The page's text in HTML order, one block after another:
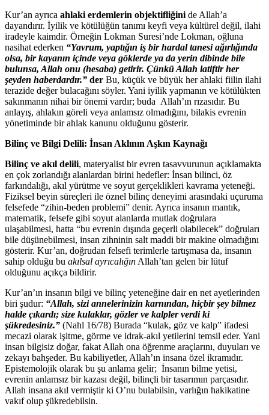
Kur’an ayrıca ahlaki erdemlerin objektifliğini de Allah’a
dayandırır. İyilik ve kötülüğün tanımı keyfi veya kültürel değil, ilahi
iradeyle kaimdir. Örneğin Lokman Suresi’nde Lokman, oğluna
nasihat ederken “Yavrum, yaptığın iş bir hardal tanesi ağırlığında
olsa, bir kayanın içinde veya göklerde ya da yerin dibinde bile
bulunsa, Allah onu (hesaba) getirir. Çünkü Allah latiftir her
şeyden haberdardır.” der Bu, küçük ve büyük her ahlaki fiilin ilahi
terazide değer bulacağını söyler. Yani iyilik yapmanın ve kötülükten
sakınmanın nihai bir önemi vardır; buda Allah’ın rızasıdır. Bu
anlayış, ahlakın göreli veya anlamsız olmadığını, bilakis evrenin
yönetiminde bir ahlak kanunu olduğunu gösterir.
Bilinç ve Bilgi Delili: İnsan Aklının Aşkın Kaynağı
Bilinç ve akıl delili, materyalist bir evren tasavvurunun açıklamakta
en çok zorlandığı alanlardan birini hedefler: İnsan bilinci, öz
farkındalığı, akıl yürütme ve soyut gerçeklikleri kavrama yeteneği.
Fiziksel beyin süreçleri ile öznel bilinç deneyimi arasındaki uçuruma
felsefede “zihin-beden problemi” denir. Ayrıca insanın mantık,
matematik, felsefe gibi soyut alanlarda mutlak doğrulara
ulaşabilmesi, hatta “bu evrenin dışında geçerli olabilecek” doğruları
bile düşünebilmesi, insan zihninin salt maddi bir makine olmadığını
gösterir. Kur’an, doğrudan felsefi terimlerle tartışmasa da, insanın
sahip olduğu bu akılsal ayrıcalığın Allah’tan gelen bir lütuf
olduğunu açıkça bildirir.
Kur’an’ın insanın bilgi ve bilinç yeteneğine dair en net ayetlerinden
biri şudur: “Allah, sizi annelerinizin karnından, hiçbir şey bilmez
halde çıkardı; size kulaklar, gözler ve kalpler verdi ki
şükredesiniz.” (Nahl 16/78) Burada “kulak, göz ve kalp” ifadesi
mecazi olarak işitme, görme ve idrak-akıl yetilerini temsil eder. Yani
insan bilgisiz doğar, fakat Allah ona öğrenme araçlarını, duyuları ve
zekayı bahşeder. Bu kabiliyetler, Allah’ın insana özel ikramıdır.
Epistemolojik olarak bu şu anlama gelir; İnsanın bilme yetisi,
evrenin anlamsız bir kazası değil, bilinçli bir tasarımın parçasıdır.
Allah insana akıl vermiştir ki O’nu bulabilsin, varlığın hakikatine
vakıf olup şükredebilsin.